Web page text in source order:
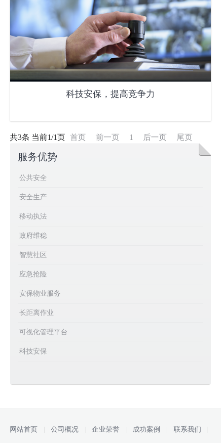
科技安保，提高竞争力
共3条 当前1/1页 首页 前一页 1 后一页 尾页
服务优势
公共安全
安全生产
移动执法
政府维稳
智慧社区
应急抢险
安保物业服务
长距离作业
可视化管理平台
科技安保
网站首页 公司概况 企业荣誉 成功案例 联系我们